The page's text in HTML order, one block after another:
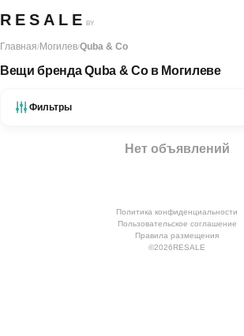
RESALE BY
Главная/Могилев/Quba & Co
Вещи бренда Quba & Co в Могилеве
Фильтры
Нет объявлений
Политика конфиденциальности
Пользовательское соглашение
Правила размещения
©2026RESALE